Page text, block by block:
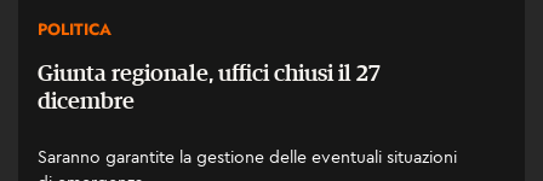
POLITICA
Giunta regionale, uffici chiusi il 27
dicembre
Saranno garantite la gestione delle eventuali situazioni